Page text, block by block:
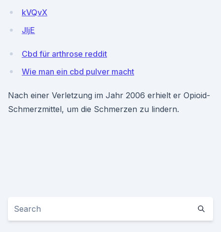
kVQvX
JljE
Cbd für arthrose reddit
Wie man ein cbd pulver macht
Nach einer Verletzung im Jahr 2006 erhielt er Opioid-
Schmerzmittel, um die Schmerzen zu lindern.